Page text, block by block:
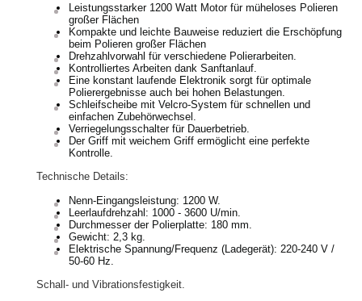
Leistungsstarker 1200 Watt Motor für müheloses Polieren
großer Flächen
Kompakte und leichte Bauweise reduziert die Erschöpfung
beim Polieren großer Flächen
Drehzahlvorwahl für verschiedene Polierarbeiten.
Kontrolliertes Arbeiten dank Sanftanlauf.
Eine konstant laufende Elektronik sorgt für optimale
Polierergebnisse auch bei hohen Belastungen.
Schleifscheibe mit Velcro-System für schnellen und
einfachen Zubehörwechsel.
Verriegelungsschalter für Dauerbetrieb.
Der Griff mit weichem Griff ermöglicht eine perfekte
Kontrolle.
Technische Details:
Nenn-Eingangsleistung: 1200 W.
Leerlaufdrehzahl: 1000 - 3600 U/min.
Durchmesser der Polierplatte: 180 mm.
Gewicht: 2,3 kg.
Elektrische Spannung/Frequenz (Ladegerät): 220-240 V /
50-60 Hz.
Schall- und Vibrationsfestigkeit.